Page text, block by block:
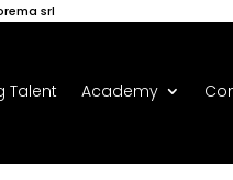
srl
Talent Academy